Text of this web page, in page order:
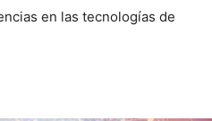
en las tecnologías de